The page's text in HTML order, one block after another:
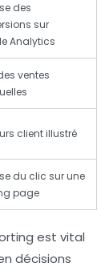
des
sur
Analytics
ventes
client illustré
du clic sur une
page
est vital
décisions